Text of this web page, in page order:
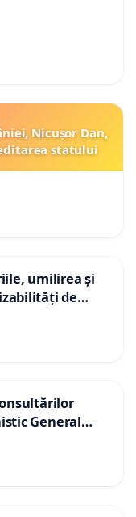
Nicușor Dan,
statului
umilirea și
de
General